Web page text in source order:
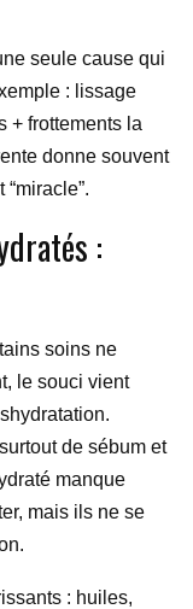
seule cause qui
: lissage
+ frottements la
donne souvent
:
soins ne
le souci vient
de sébum et
manque
mais ils ne se
: huiles,